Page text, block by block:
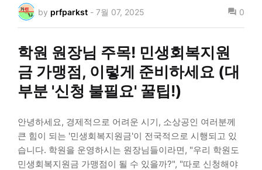
by prfparkst - 7월 07, 2025 0
학원 원장님 주목! 민생회복지원
금 가맹점, 이렇게 준비하세요 (대
부분 '신청 불필요' 꿀팁!)
안녕하세요, 경제적으로 어려운 시기, 소상공인 여러분께
큰 힘이 되는 '민생회복지원금'이 전국적으로 시행되고 있
습니다. 학원을 운영하시는 원장님들이라면, "우리 학원도
민생회복지원금 가맹점이 될 수 있을까?", "따로 신청해야